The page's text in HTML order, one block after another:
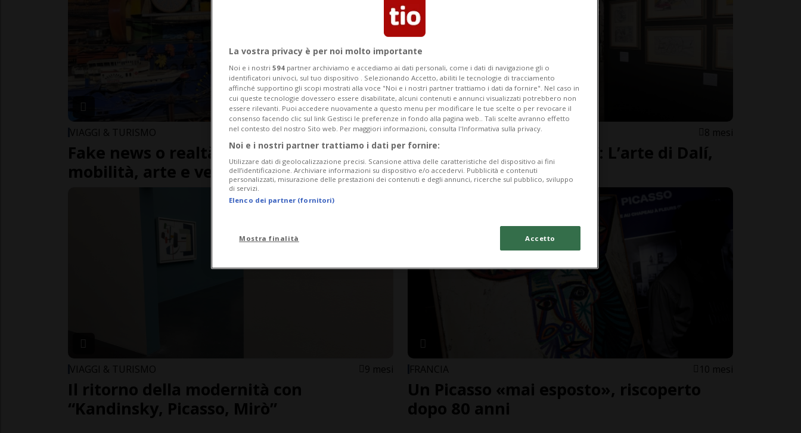
VIAGGI & TURISMO 4 mesi
Fake news o realtà? Un viaggio tra
mobilità, arte e verità nascoste
VIAGGI & TURISMO 8 mesi
“I Tre Grandi di Spagna”: L’arte di Dalí,
Miró e Picasso a Milano
VIAGGI & TURISMO 9 mesi
Il ritorno della modernità con
“Kandinsky, Picasso, Mirò”
FRANCIA 10 mesi
Un Picasso «mai esposto», riscoperto
dopo 80 anni
La vostra privacy è per noi molto importante
Noi e i nostri 594 partner archiviamo e accediamo ai dati personali, come i dati di navigazione gli o
identificatori univoci, sul tuo dispositivo . Selezionando Accetto, abiliti le tecnologie di tracciamento
affinché supportino gli scopi mostrati alla voce "Noi e i nostri partner trattiamo i dati da fornire". Nel caso in
cui queste tecnologie dovessero essere disabilitate, alcuni contenuti e annunci visualizzati potrebbero non
essere rilevanti. Puoi accedere nuovamente a questo menu per modificare le tue scelte o per revocare il
consenso facendo clic sul link Gestisci le preferenze in fondo alla pagina web.. Tali scelte avranno effetto
nel contesto del nostro Sito web. Per maggiori informazioni, consulta l'Informativa sulla privacy.
Noi e i nostri partner trattiamo i dati per fornire:
Utilizzare dati di geolocalizzazione precisi. Scansione attiva delle caratteristiche del dispositivo ai fini
dell’identificazione. Archiviare informazioni su dispositivo e/o accedervi. Pubblicità e contenuti
personalizzati, misurazione delle prestazioni dei contenuti e degli annunci, ricerche sul pubblico, sviluppo
di servizi.
Elenco dei partner (fornitori)
Mostra finalità Accetto